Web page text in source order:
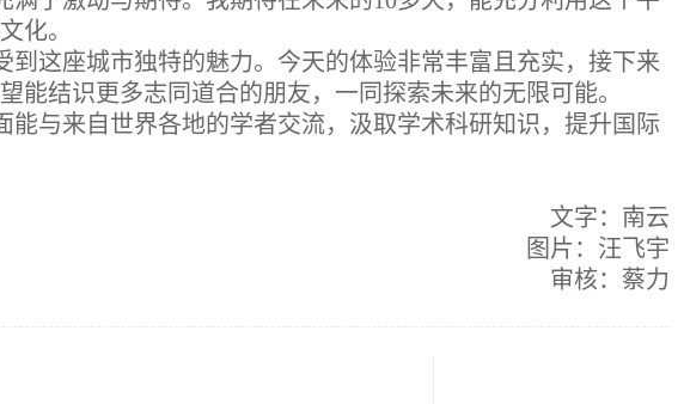
化。
这座城市独特的魅力。今天的体验非常丰富且充实，接下来
结识更多志同道合的朋友，一同探索未来的无限可能。
与来自世界各地的学者交流，汲取学术科研知识，提升国际
文字：南云
图片：汪飞宇
审核：蔡力